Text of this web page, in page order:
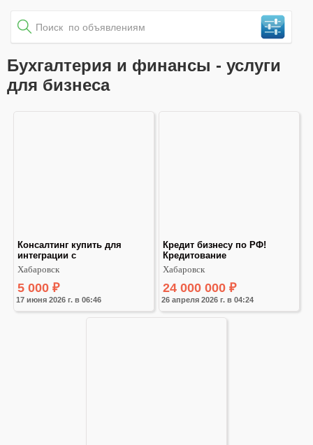
Бухгалтерия и финансы - услуги
для бизнеса
17 июня 2026 г. в 06:46
Консалтинг купить для
интеграции с
Хабаровск
5 000 ₽
26 апреля 2026 г. в 04:24
Кредит бизнесу по РФ!
Кредитование
Хабаровск
24 000 000 ₽